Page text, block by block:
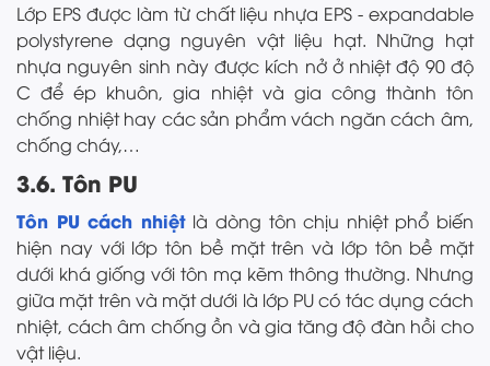
Lớp EPS được làm từ chất liệu nhựa EPS - expandable
polystyrene dạng nguyên vật liệu hạt. Những hạt
nhựa nguyên sinh này được kích nở ở nhiệt độ 90 độ
C để ép khuôn, gia nhiệt và gia công thành tôn
chống nhiệt hay các sản phẩm vách ngăn cách âm,
chống cháy,…
3.6. Tôn PU
Tôn PU cách nhiệtlà dòng tôn chịu nhiệt phổ biến
hiện nay với lớp tôn bề mặt trên và lớp tôn bề mặt
dưới khá giống với tôn mạ kẽm thông thường. Nhưng
giữa mặt trên và mặt dưới là lớp PU có tác dụng cách
nhiệt, cách âm chống ồn và gia tăng độ đàn hồi cho
vật liệu.